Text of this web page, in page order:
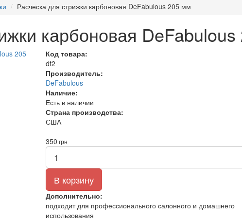
Расческа для стрижки карбоновая DeFabulous 205 мм
карбоновая
Код товара:
df2
Производитель:
DeFabulous
Наличие:
Есть в наличии
Страна производства:
США
350 грн
В корзину
Дополнительно:
подходит для профессионального салонного и домашнего
использования